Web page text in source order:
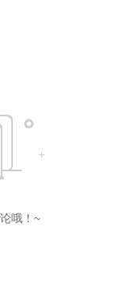
哦！~